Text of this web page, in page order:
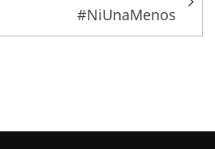
#NiUnaMenos